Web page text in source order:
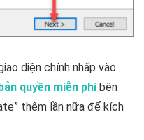
diện chính nhấp vào
quyền miễn phíbên
thêm lần nữa để kích